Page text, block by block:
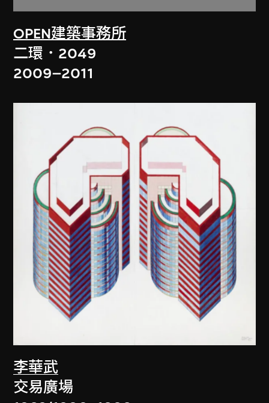
OPEN建築事務所
二環．2049
2009–2011
李華武
交易廣場